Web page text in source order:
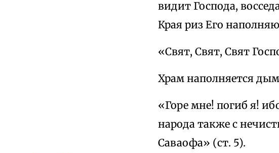
видит Господа,
Края риз Его
«Свят, Свят, Свят
Храм наполняется
«Горе мне! погиб я!
народа также с
Саваофа» (ст. 5).